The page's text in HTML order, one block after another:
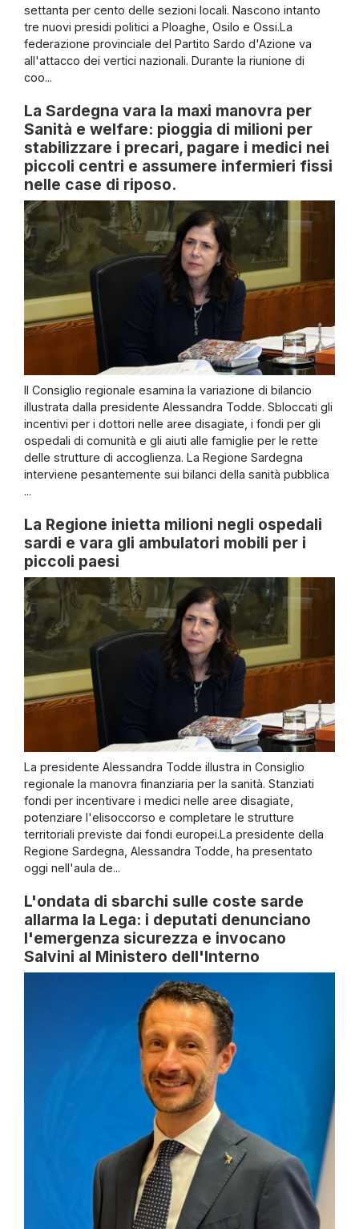
settanta per cento delle sezioni locali. Nascono intanto
tre nuovi presidi politici a Ploaghe, Osilo e Ossi.La
federazione provinciale del Partito Sardo d'Azione va
all'attacco dei vertici nazionali. Durante la riunione di
coo...
La Sardegna vara la maxi manovra per
Sanità e welfare: pioggia di milioni per
stabilizzare i precari, pagare i medici nei
piccoli centri e assumere infermieri fissi
nelle case di riposo.
Il Consiglio regionale esamina la variazione di bilancio
illustrata dalla presidente Alessandra Todde. Sbloccati gli
incentivi per i dottori nelle aree disagiate, i fondi per gli
ospedali di comunità e gli aiuti alle famiglie per le rette
delle strutture di accoglienza. La Regione Sardegna
interviene pesantemente sui bilanci della sanità pubblica
...
La Regione inietta milioni negli ospedali
sardi e vara gli ambulatori mobili per i
piccoli paesi
La presidente Alessandra Todde illustra in Consiglio
regionale la manovra finanziaria per la sanità. Stanziati
fondi per incentivare i medici nelle aree disagiate,
potenziare l'elisoccorso e completare le strutture
territoriali previste dai fondi europei.La presidente della
Regione Sardegna, Alessandra Todde, ha presentato
oggi nell'aula de...
L'ondata di sbarchi sulle coste sarde
allarma la Lega: i deputati denunciano
l'emergenza sicurezza e invocano
Salvini al Ministero dell'Interno